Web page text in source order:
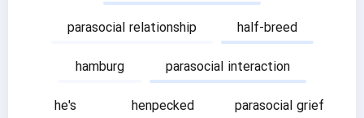
parasocial relationship
half-breed
hamburg
parasocial interaction
he's
henpecked
parasocial grief